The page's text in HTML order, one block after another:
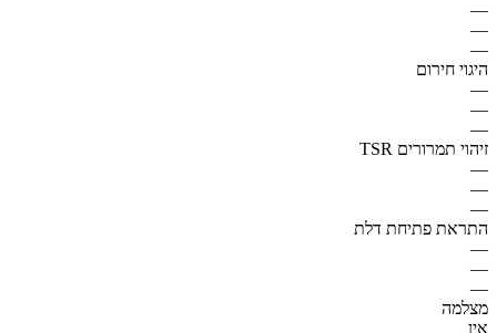
—
—
—
היגוי חירום
—
—
—
זיהוי תמרורים TSR
—
—
—
התראת פתיחת דלת
—
—
—
מצלמה
אין